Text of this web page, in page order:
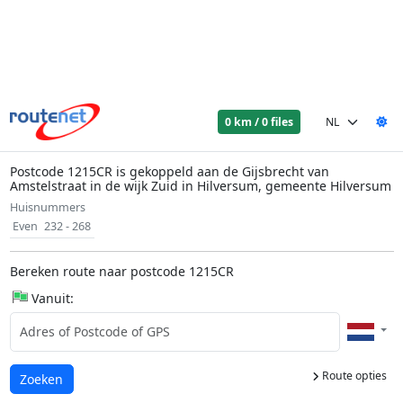
0 km / 0 files
Postcode 1215CR is gekoppeld aan de Gijsbrecht van
Amstelstraat in de wijk Zuid in Hilversum, gemeente Hilversum
Huisnummers
Even 232 - 268
Bereken route naar postcode 1215CR
Vanuit:
Route opties
Laden...
Zoeken